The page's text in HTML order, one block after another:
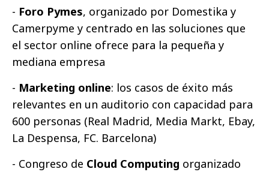
- Foro Pymes, organizado por Domestika y
Camerpyme y centrado en las soluciones que
el sector online ofrece para la pequeña y
mediana empresa
- Marketing online: los casos de éxito más
relevantes en un auditorio con capacidad para
600 personas (Real Madrid, Media Markt, Ebay,
La Despensa, FC. Barcelona)
- Congreso de Cloud Computing organizado